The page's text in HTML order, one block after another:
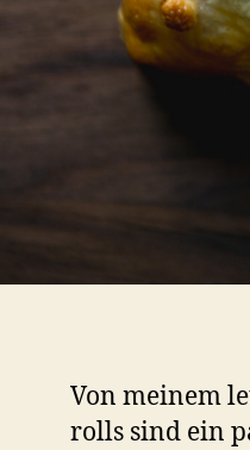
Von meinem
rolls sind ein